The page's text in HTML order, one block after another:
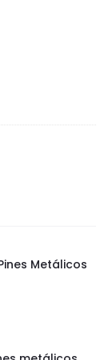
Metálicos